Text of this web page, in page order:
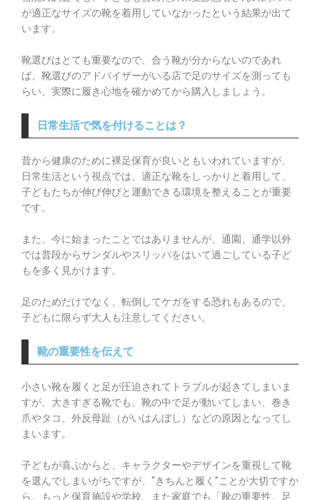
が適正なサイズの靴を着用していなかったという結果が出て
います。
靴選びはとても重要なので、合う靴が分からないのであれ
ば、靴選びのアドバイザーがいる店で足のサイズを測っても
らい、実際に履き心地を確かめてから購入しましょう。
日常生活で気を付けることは？​
昔から健康のために裸足保育が良いともいわれていますが、
日常生活という視点では、適正な靴をしっかりと着用して、
子どもたちが伸び伸びと運動できる環境を整えることが重要
です。
また、今に始まったことではありませんが、通園、通学以外
では普段からサンダルやスリッパをはいて過ごしている子ど
もを多く見かけます。
足のためだけでなく、転倒してケガをする恐れもあるので、
子どもに限らず大人も注意してください。
靴の重要性を伝えて​
小さい靴を履くと足が圧迫されてトラブルが起きてしまいま
すが、大きすぎる靴でも、靴の中で足が動いてしまい、巻き
爪やタコ、外反母趾（がいはんぼし）などの原因となってし
まいます。
子どもが喜ぶからと、キャラクターやデザインを重視して靴
を選んでしまいがちですが、“きちんと履く”ことが大切ですか
ら、もっと保育施設や学校、また家庭でも「靴の重要性、足